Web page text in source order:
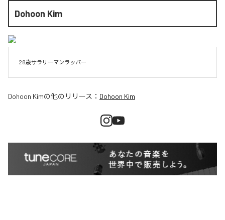
Dohoon Kim
28歳サラリーマンラッパー
Dohoon Kimの他のリリース： Dohoon Kim